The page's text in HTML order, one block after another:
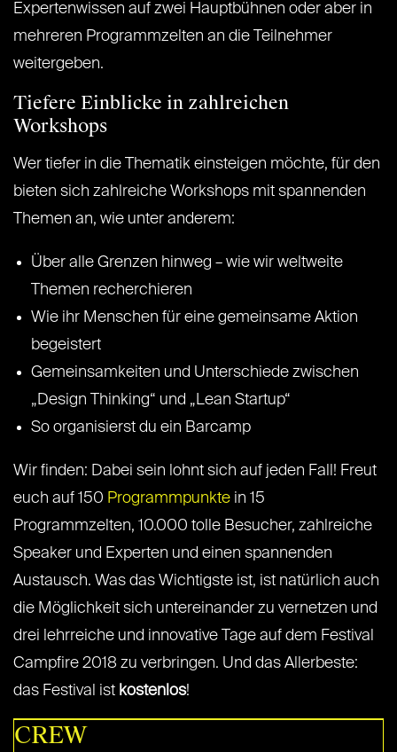
Expertenwissen auf zwei Hauptbühnen oder aber in
mehreren Programmzelten an die Teilnehmer
weitergeben.
Tiefere Einblicke in zahlreichen
Workshops
Wer tiefer in die Thematik einsteigen möchte, für den
bieten sich zahlreiche Workshops mit spannenden
Themen an, wie unter anderem:
Über alle Grenzen hinweg – wie wir weltweite
Themen recherchieren
Wie ihr Menschen für eine gemeinsame Aktion
begeistert
Gemeinsamkeiten und Unterschiede zwischen
„Design Thinking“ und „Lean Startup“
So organisierst du ein Barcamp
Wir finden: Dabei sein lohnt sich auf jeden Fall! Freut
euch auf 150 Programmpunkte in 15
Programmzelten, 10.000 tolle Besucher, zahlreiche
Speaker und Experten und einen spannenden
Austausch. Was das Wichtigste ist, ist natürlich auch
die Möglichkeit sich untereinander zu vernetzen und
drei lehrreiche und innovative Tage auf dem Festival
Campfire 2018 zu verbringen. Und das Allerbeste:
das Festival ist kostenlos!
CREW